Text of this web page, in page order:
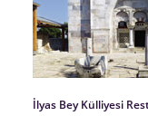
İlyas Bey Külliyesi